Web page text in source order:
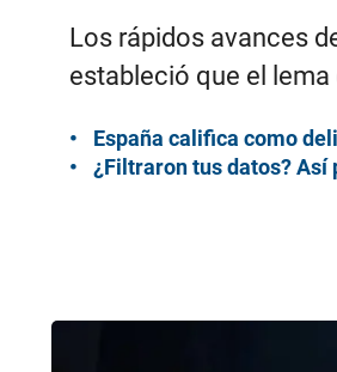
Los rápidos avances
estableció que el
España califica como
¿Filtraron tus datos? Así